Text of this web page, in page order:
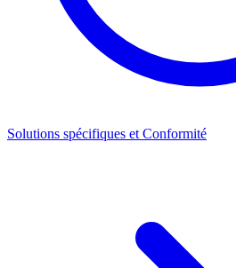
Solutions spécifiques et Conformité